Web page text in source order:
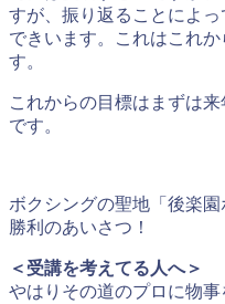
すが、振り返ることによ
できいます。これはこれ
す。
これからの目標はまずは
です。
ボクシングの聖地「後楽
勝利のあいさつ！
＜受講を考えてる人へ＞
やはりその道のプロに物